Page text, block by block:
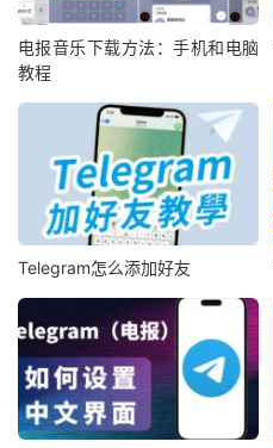
电报音乐下载方法：手机和电脑
教程
Telegram怎么添加好友